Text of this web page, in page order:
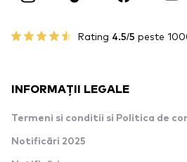
Rating 4.5/5 peste
INFORMAȚII LEGALE
Termeni si conditii si Politica de
Notificări 2025